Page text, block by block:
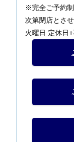
※完全ご予約
次第閉店とさ
火曜日 定休日